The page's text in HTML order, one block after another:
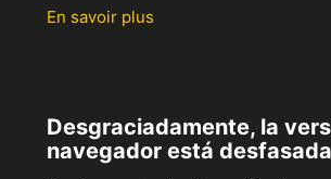
En savoir plus
Desgraciadamente, la
navegador está desfasada